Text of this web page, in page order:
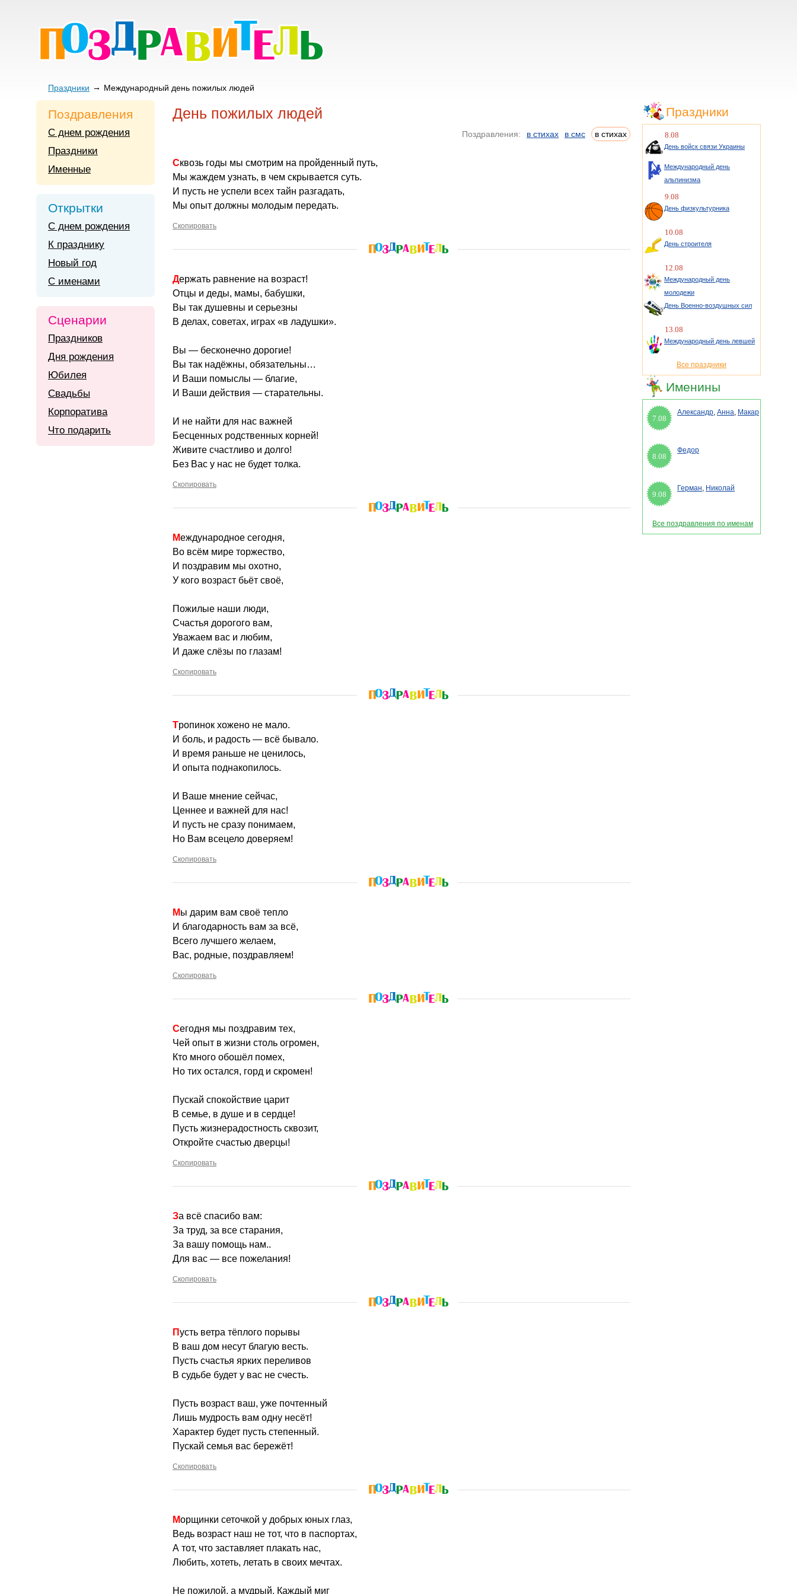
Праздники Международный день пожилых людей
День пожилых людей
Поздравления: в стихах в смс в стихах
Сквозь годы мы смотрим на пройденный путь,
Мы жаждем узнать, в чем скрывается суть.
И пусть не успели всех тайн разгадать,
Мы опыт должны молодым передать.
Скопировать
Держать равнение на возраст!
Отцы и деды, мамы, бабушки,
Вы так душевны и серьезны
В делах, советах, играх «в ладушки».
Вы — бесконечно дорогие!
Вы так надёжны, обязательны…
И Ваши помыслы — благие,
И Ваши действия — старательны.
И не найти для нас важней
Бесценных родственных корней!
Живите счастливо и долго!
Без Вас у нас не будет толка.
Скопировать
Международное сегодня,
Во всём мире торжество,
И поздравим мы охотно,
У кого возраст бьёт своё,
Пожилые наши люди,
Счастья дорогого вам,
Уважаем вас и любим,
И даже слёзы по глазам!
Скопировать
Тропинок хожено не мало.
И боль, и радость — всё бывало.
И время раньше не ценилось,
И опыта поднакопилось.
И Ваше мнение сейчас,
Ценнее и важней для нас!
И пусть не сразу понимаем,
Но Вам всецело доверяем!
Скопировать
Мы дарим вам своё тепло
И благодарность вам за всё,
Всего лучшего желаем,
Вас, родные, поздравляем!
Скопировать
Сегодня мы поздравим тех,
Чей опыт в жизни столь огромен,
Кто много обошёл помех,
Но тих остался, горд и скромен!
Пускай спокойствие царит
В семье, в душе и в сердце!
Пусть жизнерадостность сквозит,
Откройте счастью дверцы!
Скопировать
За всё спасибо вам:
За труд, за все старания,
За вашу помощь нам..
Для вас — все пожелания!
Скопировать
Пусть ветра тёплого порывы
В ваш дом несут благую весть.
Пусть счастья ярких переливов
В судьбе будет у вас не счесть.
Пусть возраст ваш, уже почтенный
Лишь мудрость вам одну несёт!
Характер будет пусть степенный.
Пускай семья вас бережёт!
Скопировать
Морщинки сеточкой у добрых юных глаз,
Ведь возраст наш не тот, что в паспортах,
А тот, что заставляет плакать нас,
Любить, хотеть, летать в своих мечтах.
Не пожилой, а мудрый. Каждый миг
Поздравления
С днем рождения
Праздники
Именные
Открытки
С днем рождения
К празднику
Новый год
С именами
Сценарии
Праздников
Дня рождения
Юбилея
Свадьбы
Корпоратива
Что подарить
Праздники
8.08
День войск связи Украины
Международный день
альпинизма
9.08
День физкультурника
10.08
День строителя
12.08
Международный день
молодежи
День Военно-воздушных сил
13.08
Международный день левшей
Все праздники
Именины
7.08
Александр, Анна, Макар
8.08
Федор
9.08
Герман, Николай
Все поздравления по именам